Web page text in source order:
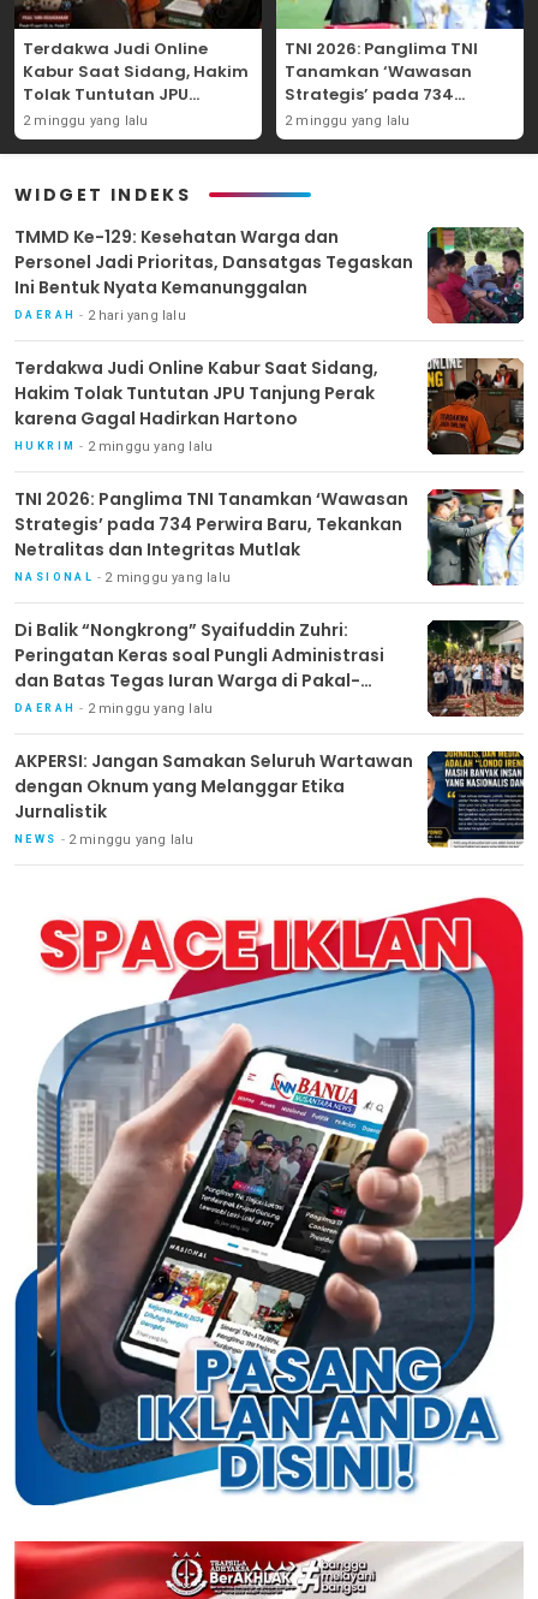
Terdakwa Judi Online
Kabur Saat Sidang, Hakim
Tolak Tuntutan JPU
Tanjung Perak karena
Gagal Hadirkan Hartono
2 minggu yang lalu
TNI 2026: Panglima TNI
Tanamkan ‘Wawasan
Strategis’ pada 734
Perwira Baru, Tekankan
Netralitas dan Integritas
2 minggu yang lalu
WIDGET INDEKS
TMMD Ke-129: Kesehatan Warga dan
Personel Jadi Prioritas, Dansatgas Tegaskan
Ini Bentuk Nyata Kemanunggalan
DAERAH 2 hari yang lalu
Terdakwa Judi Online Kabur Saat Sidang,
Hakim Tolak Tuntutan JPU Tanjung Perak
karena Gagal Hadirkan Hartono
HUKRIM 2 minggu yang lalu
TNI 2026: Panglima TNI Tanamkan ‘Wawasan
Strategis’ pada 734 Perwira Baru, Tekankan
Netralitas dan Integritas Mutlak
NASIONAL 2 minggu yang lalu
Di Balik “Nongkrong” Syaifuddin Zuhri:
Peringatan Keras soal Pungli Administrasi
dan Batas Tegas Iuran Warga di Pakal-
Benowo
DAERAH 2 minggu yang lalu
AKPERSI: Jangan Samakan Seluruh Wartawan
dengan Oknum yang Melanggar Etika
Jurnalistik
NEWS 2 minggu yang lalu